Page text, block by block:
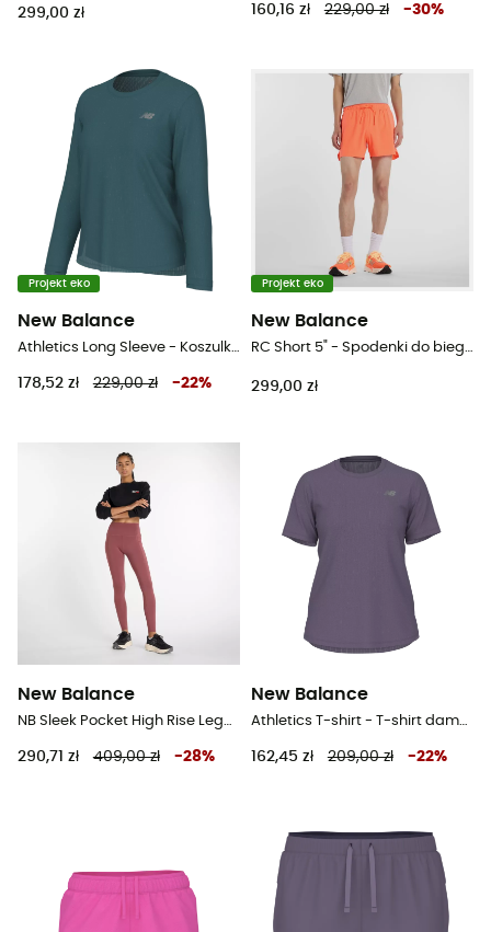
299,00 zł 160,16 zł 229,00 zł -30%
Projekt eko
New Balance
Athletics Long Sleeve - Koszulka damska
178,52 zł 229,00 zł -22%
Projekt eko
New Balance
RC Short 5" - Spodenki do biegania męskie
299,00 zł
New Balance
NB Sleek Pocket High Rise Legging 27" - Legginsy do biegania damskie
290,71 zł 409,00 zł -28%
New Balance
Athletics T-shirt - T-shirt damski
162,45 zł 209,00 zł -22%